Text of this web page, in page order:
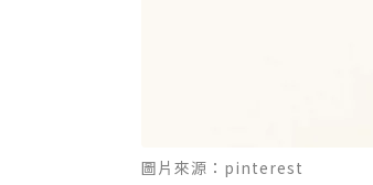
圖片來源：pinterest